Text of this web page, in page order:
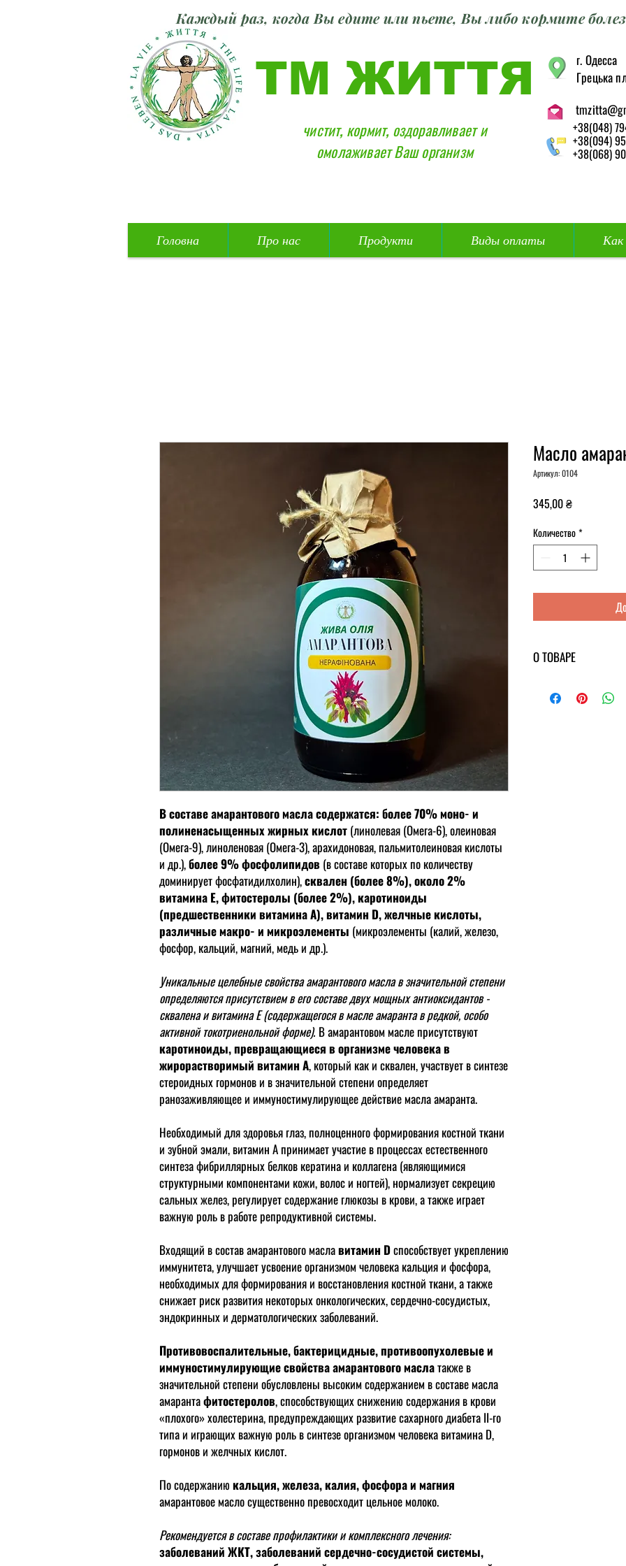
Каждый раз, когда Вы едите или пьете, Вы либо кормите
ТМ ЖИТТЯ
чистит, кормит, оздоравливает и
омолаживает Ваш организм
г. Одесса
Грецька
+38(048)
+38(094)
+38(068)
Головна Про нас Продукти Виды оплаты
В составе амарантового масла содержатся: более 70% моно- и
полиненасыщенных жирных кислот (линолевая (Омега-6), олеиновая
(Омега-9), линоленовая (Омега-3), арахидоновая, пальмитолеиновая кислоты
и др.),более 9% фосфолипидов (в составе которых по количеству
доминирует фосфатидилхолин),сквален (более 8%), около 2%
витамина Е, фитостеролы (более 2%), каротиноиды
(предшественники витамина А), витамин D, желчные кислоты,
различные макро- и микроэлементы (микроэлементы (калий, железо,
фосфор, кальций, магний, медь и др.).
Уникальные целебные свойства амарантового масла в значительной степени
определяются присутствием в его составе двух мощных антиоксидантов -
сквалена и витамина Е (содержащегося в масле амаранта в редкой, особо
активной токотриенольной форме). В амарантовом масле присутствуют
каротиноиды, превращающиеся в организме человека в
жирорастворимый витамин А, который как и сквален, участвует в синтезе
стероидных гормонов и в значительной степени определяет
ранозаживляющее и иммуностимулирующее действие масла амаранта.
Необходимый для здоровья глаз, полноценного формирования костной ткани
и зубной эмали, витамин А принимает участие в процессах естественного
синтеза фибриллярных белков кератина и коллагена (являющимися
структурными компонентами кожи, волос и ногтей), нормализует секрецию
сальных желез, регулирует содержание глюкозы в крови, а также играет
важную роль в работе репродуктивной системы.
Входящий в состав амарантового маславитамин Dспособствует укреплению
иммунитета, улучшает усвоение организмом человека кальция и фосфора,
необходимых для формирования и восстановления костной ткани, а также
снижает риск развития некоторых онкологических, сердечно-сосудистых,
эндокринных и дерматологических заболеваний.
Противовоспалительные, бактерицидные, противоопухолевые и
иммуностимулирующие свойства амарантового маслатакже в
значительной степени обусловлены высоким содержанием в составе масла
амарантафитостеролов, способствующих снижению содержания в крови
«плохого» холестерина, предупреждающих развитие сахарного диабета II-го
типа и играющих важную роль в синтезе организмом человека витамина D,
гормонов и желчных кислот.
По содержанию кальция, железа, калия, фосфора и магния
амарантовое масло существенно превосходит цельное молоко.
Рекомендуется в составе профилактики и комплексного лечения:
заболеваний ЖКТ, заболеваний сердечно-сосудистой системы,
Масло
Артикул: 0104
345,00 ₴Цена
Количество*
О ТОВАРЕ
лечения заболеваний